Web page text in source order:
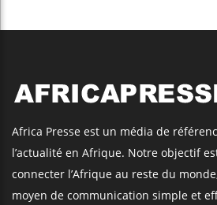
Africa Presse est un média de
l’actualité en Afrique. Notre objectif
connecter l’Afrique au reste du
moyen de communication simple et